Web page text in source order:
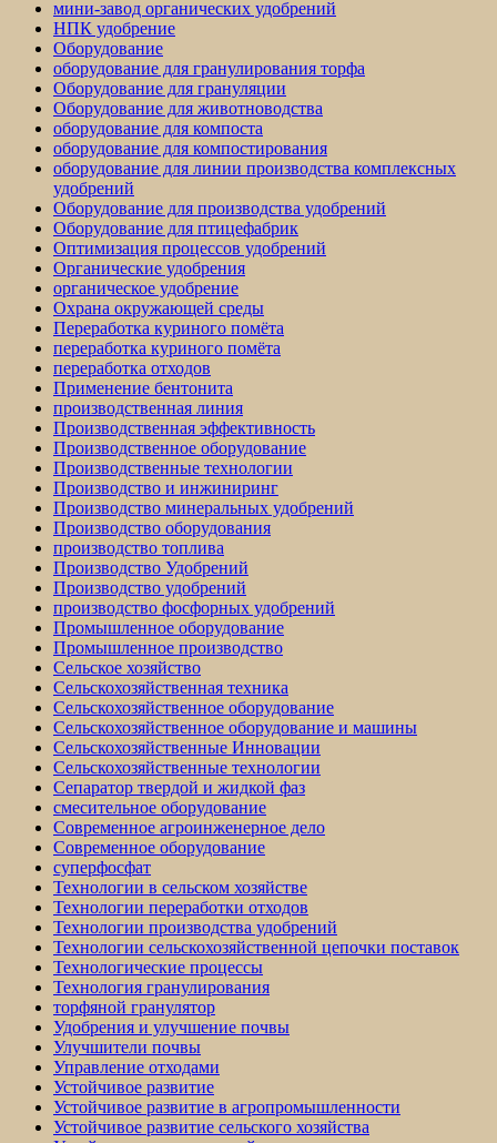
мини-завод органических удобрений
НПК удобрение
Оборудование
оборудование для гранулирования торфа
Оборудование для грануляции
Оборудование для животноводства
оборудование для компоста
оборудование для компостирования
оборудование для линии производства комплексных
удобрений
Оборудование для производства удобрений
Оборудование для птицефабрик
Оптимизация процессов удобрений
Органические удобрения
органическое удобрение
Охрана окружающей среды
Переработка куриного помёта
переработка куриного помёта
переработка отходов
Применение бентонита
производственная линия
Производственная эффективность
Производственное оборудование
Производственные технологии
Производство и инжиниринг
Производство минеральных удобрений
Производство оборудования
производство топлива
Производство Удобрений
Производство удобрений
производство фосфорных удобрений
Промышленное оборудование
Промышленное производство
Сельское хозяйство
Сельскохозяйственная техника
Сельскохозяйственное оборудование
Сельскохозяйственное оборудование и машины
Сельскохозяйственные Инновации
Сельскохозяйственные технологии
Сепаратор твердой и жидкой фаз
смесительное оборудование
Современное агроинженерное дело
Современное оборудование
суперфосфат
Технологии в сельском хозяйстве
Технологии переработки отходов
Технологии производства удобрений
Технологии сельскохозяйственной цепочки поставок
Технологические процессы
Технология гранулирования
торфяной гранулятор
Удобрения и улучшение почвы
Улучшители почвы
Управление отходами
Устойчивое развитие
Устойчивое развитие в агропромышленности
Устойчивое развитие сельского хозяйства